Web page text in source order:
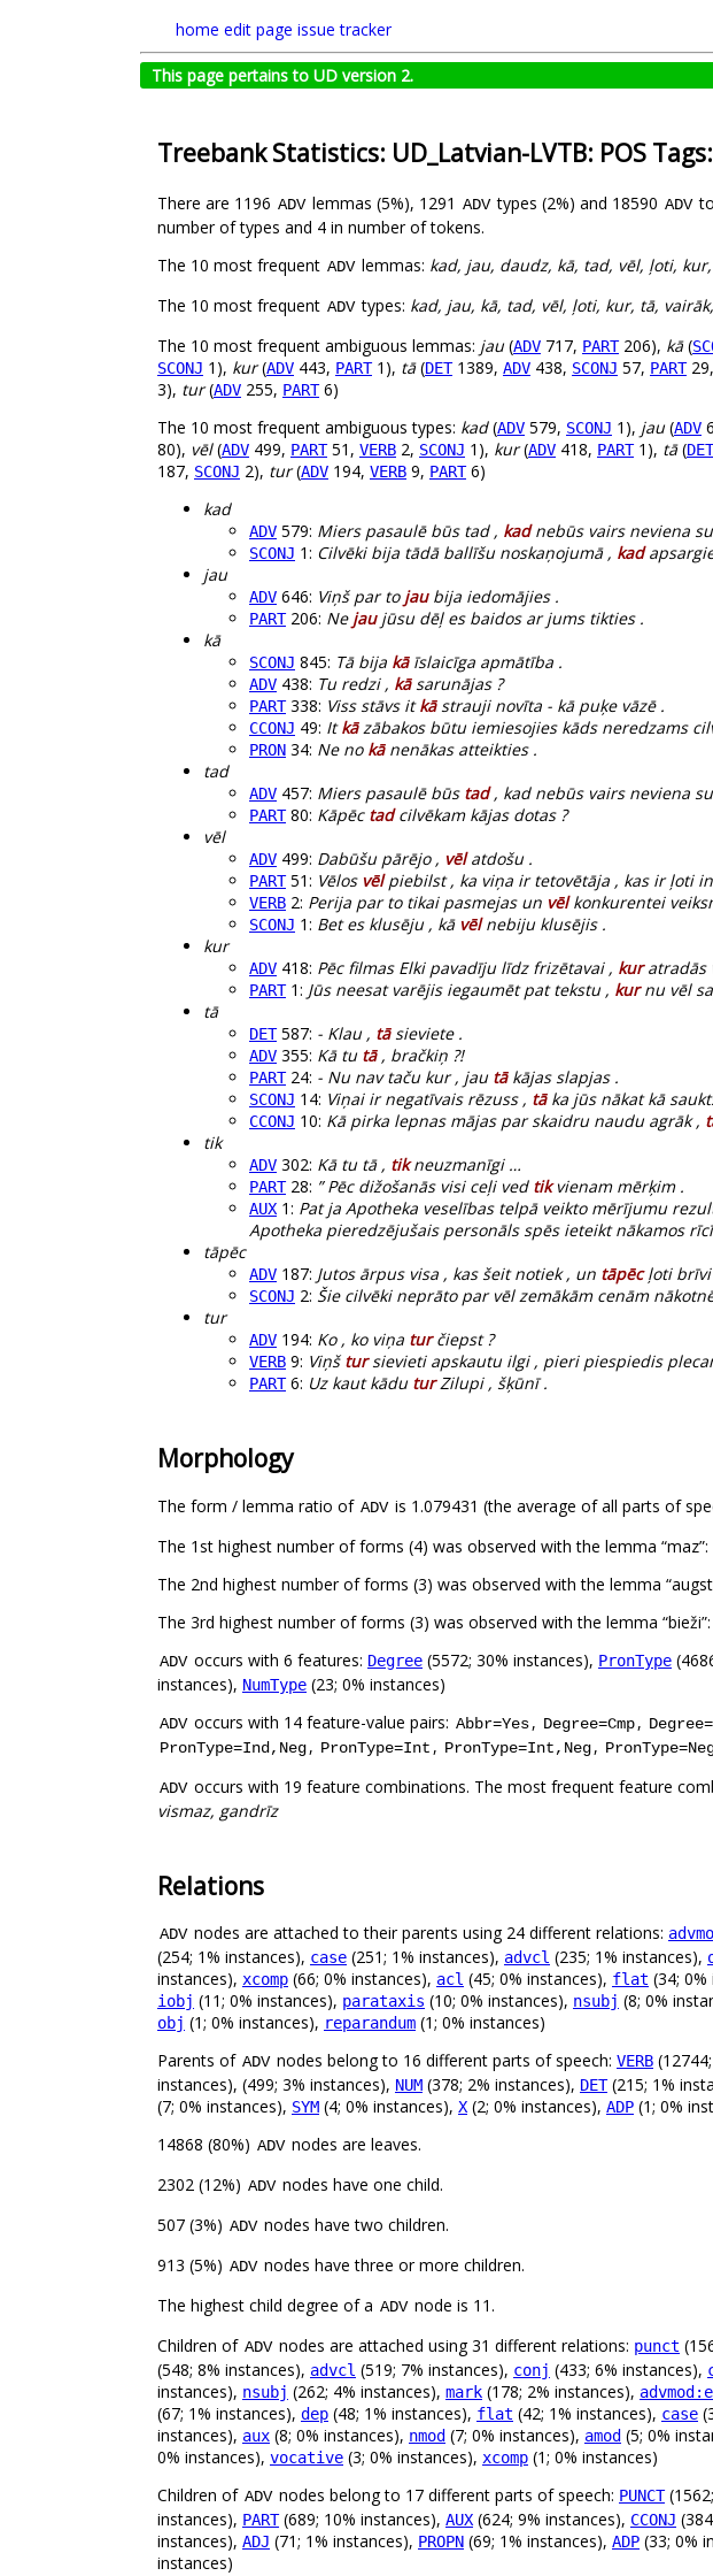
home edit page issue tracker
This page pertains to UD version 2.
Treebank Statistics: UD_Latvian-LVTB: POS Tags:
There are 1196 ADV lemmas (5%), 1291 ADV types (2%) and 18590 ADV
number of types and 4 in number of tokens.
The 10 most frequent ADV lemmas: kad, jau, daudz, kā, tad, vēl, ļoti,
The 10 most frequent ADV types: kad, jau, kā, tad, vēl, ļoti, kur, tā,
The 10 most frequent ambiguous lemmas: jau(ADV 717, PART206), kā(
SCONJ 1), kur(ADV 443, PART1), tā(DET1389, ADV 438, SCONJ 57, PART29,
3), tur(ADV 255, PART6)
The 10 most frequent ambiguous types: kad(ADV 579, SCONJ 1), jau(ADV
80), vēl(ADV 499, PART51, VERB 2, SCONJ 1), kur(ADV 418, PART1), tā(DET
187, SCONJ 2), tur(ADV 194, VERB 9, PART6)
kad
ADV 579: Miers pasaulē būs tad , kadnebūs vairs neviena
SCONJ 1: Cilvēki bija tādā ballīšu noskaņojumā , kad
jau
ADV 646: Viņš par to jaubija iedomājies .
PART206: Ne jaujūsu dēļ es baidos ar jums tikties .
kā
SCONJ 845: Tā bija kāīslaicīga apmātība .
ADV 438: Tu redzi , kāsarunājas ?
PART338: Viss stāvs itkāstrauji novīta - kā puķe vāzē .
CCONJ 49: Itkāzābakos būtu iemiesojies kāds neredzams
PRON 34: Ne no kānenākas atteikties .
tad
ADV 457: Miers pasaulē būs tad, kad nebūs vairs neviena
PART80: Kāpēc tadcilvēkam kājas dotas ?
vēl
ADV 499: Dabūšu pārējo , vēlatdošu .
PART51: Vēlos vēlpiebilst , ka viņa ir tetovētāja , kas ir ļoti
VERB 2: Perija par to tikai pasmejas un vēlkonkurentei
SCONJ 1: Bet es klusēju , kā vēlnebiju klusējis .
kur
ADV 418: Pēc filmas Elki pavadīju līdz frizētavai , kuratradās
PART1: Jūs neesat varējis iegaumēt pat tekstu , kurnu vēl
tā
DET587: - Klau , tāsieviete .
ADV 355: Kā tu tā, bračkiņ ?!
PART24: - Nu nav taču kur , jau tākājas slapjas .
SCONJ 14: Viņai ir negatīvais rēzuss , tāka jūs nākat kā
CCONJ 10: Kā pirka lepnas mājas par skaidru naudu agrāk ,
tik
ADV 302: Kā tu tā , tikneuzmanīgi …
PART28: ” Pēc dižošanās visi ceļi ved tikvienam mērķim .
AUX 1: Pat ja Apotheka veselības telpā veikto mērījumu
Apotheka pieredzējušais personāls spēs ieteikt nākamos
tāpēc
ADV 187: Jutos ārpus visa , kas šeit notiek , un tāpēcļoti brīvi
SCONJ 2: Šie cilvēki neprāto par vēl zemākām cenām
tur
ADV 194: Ko , ko viņa turčiepst ?
VERB 9: Viņš tursievieti apskautu ilgi , pieri piespiedis
PART6: Uz kaut kādu turZilupi , šķūnī .
Morphology
The form / lemma ratio of ADV is 1.079431 (the average of all parts of
The 1st highest number of forms (4) was observed with the lemma “maz”:
The 2nd highest number of forms (3) was observed with the lemma
The 3rd highest number of forms (3) was observed with the lemma “bieži”:
ADV occurs with 6 features: Degree (5572; 30% instances), PronType
instances), NumType (23; 0% instances)
ADV occurs with 14 feature-value pairs: Abbr=Yes, Degree=Cmp,
PronType=Ind,Neg, PronType=Int , PronType=Int,Neg,
ADV occurs with 19 feature combinations. The most frequent feature
vismaz, gandrīz
Relations
ADV nodes are attached to their parents using 24 different relations:
(254; 1% instances), case (251; 1% instances), advcl (235; 1% instances),
instances), xcomp (66; 0% instances), acl (45; 0% instances), flat (34;
iobj (11; 0% instances), parataxis (10; 0% instances), nsubj (8; 0%
obj (1; 0% instances), reparandum (1; 0% instances)
Parents of ADV nodes belong to 16 different parts of speech: VERB
instances), (499; 3% instances), NUM (378; 2% instances), DET(215; 1%
(7; 0% instances), SYM (4; 0% instances), X (2; 0% instances), ADP (1; 0%
14868 (80%) ADV nodes are leaves.
2302 (12%) ADV nodes have one child.
507 (3%) ADV nodes have two children.
913 (5%) ADV nodes have three or more children.
The highest child degree of a ADV node is 11.
Children of ADV nodes are attached using 31 different relations: punct
(548; 8% instances), advcl (519; 7% instances), conj (433; 6% instances),
instances), nsubj (262; 4% instances), mark (178; 2% instances),
(67; 1% instances), dep (48; 1% instances), flat (42; 1% instances), case
instances), aux (8; 0% instances), nmod (7; 0% instances), amod (5; 0%
0% instances), vocative (3; 0% instances), xcomp (1; 0% instances)
Children of ADV nodes belong to 17 different parts of speech: PUNCT
instances), PART(689; 10% instances), AUX (624; 9% instances), CCONJ
instances), ADJ (71; 1% instances), PROPN (69; 1% instances), ADP (33; 0%
instances)